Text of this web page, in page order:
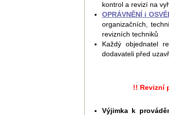
kontrol a revizí na
OPRÁVNĚNÍ i
organizačních,
revizních techniků
Každý objednatel
dodavateli před
!! Revizní
Výjimka k